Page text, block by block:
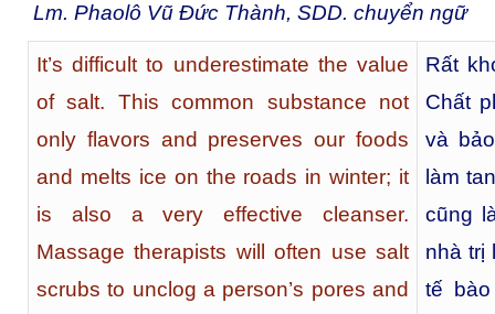
Lm. Phaolô Vũ Đức Thành, SDD. chuyển ngữ
It’s difficult to underestimate the value
of salt. This common substance not
only flavors and preserves our foods
and melts ice on the roads in winter; it
is also a very effective cleanser.
Massage therapists will often use salt
scrubs to unclog a person’s pores and
Rất
Chất
và
làm
cũng
nhà trị
tế